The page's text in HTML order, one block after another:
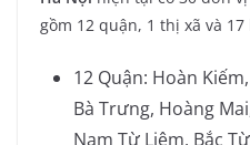
gồm 12 quận, 1 thị xã và 17
12 Quận: Hoàn
Bà Trưng, Hoàng
Nam Từ Liêm, Bắc